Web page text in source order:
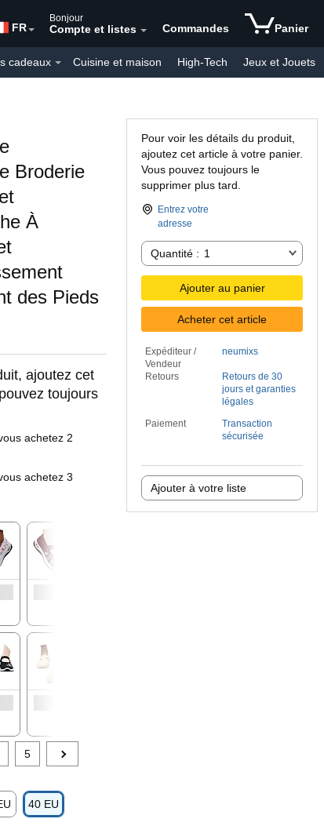
FR
Bonjour
Compte et listes Commandes Panier
cadeaux Cuisine et maison High-Tech Jeux et Jouets
Broderie
À
des Pieds
ajoutez cet
toujours
achetez 2
achetez 3
5
40 EU
Pour voir les détails du produit,
ajoutez cet article à votre panier.
Vous pouvez toujours le
supprimer plus tard.
Entrez votre
adresse
Quantité :
Quantité : 1
Ajouter au panier
Acheter cet article
Expéditeur /
Vendeur
neumixs
Retours
Retours de 30
jours et garanties
légales
Paiement
Transaction
sécurisée
Ajouter à votre liste